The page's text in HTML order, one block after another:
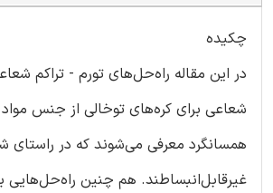
چکیده
در این مقاله راه‌حل‌های تورم - تراکم
شعاعی برای کره‌های توخالی از جنس مواد
همسانگرد معرفی می‌شوند که در راستای
غیرقابل‌انبساطند. هم چنین راه‌حل‌هایی